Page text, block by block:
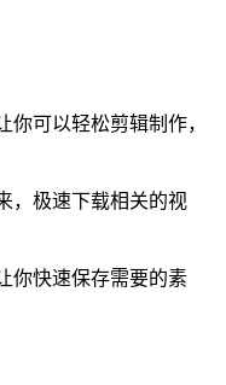
你可以轻松剪辑制作，
，极速下载相关的视
你快速保存需要的素